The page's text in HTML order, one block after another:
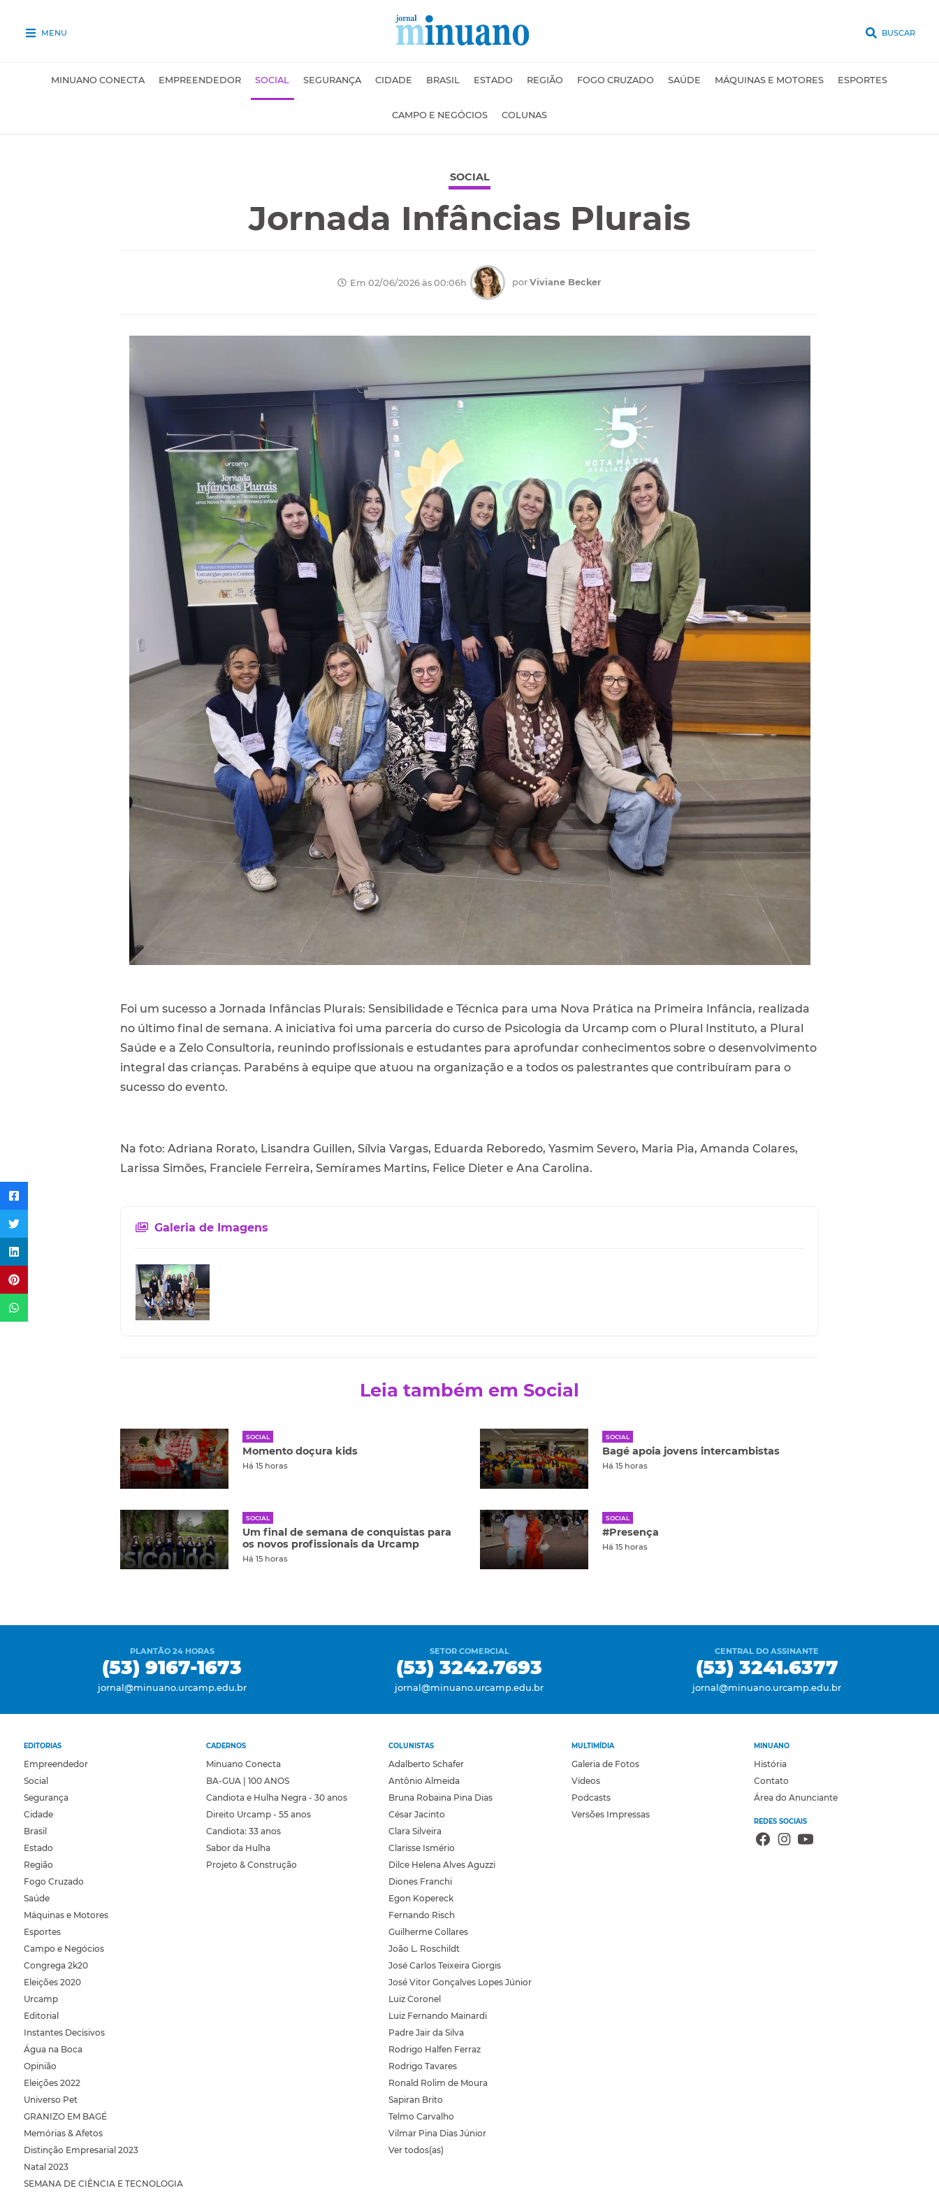
MENU BUSCAR
MINUANO CONECTA EMPREENDEDOR SOCIAL SEGURANÇA CIDADE BRASIL ESTADO REGIÃO FOGO CRUZADO SAÚDE MÁQUINAS E MOTORES ESPORTES
CAMPO E NEGÓCIOS COLUNAS
SOCIAL
Jornada Infâncias Plurais
Em 02/06/2026 às 00:06h por Viviane Becker
Foi um sucesso a Jornada Infâncias Plurais: Sensibilidade e Técnica para uma Nova Prática na Primeira Infância, realizada
no último final de semana. A iniciativa foi uma parceria do curso de Psicologia da Urcamp com o Plural Instituto, a Plural
Saúde e a Zelo Consultoria, reunindo profissionais e estudantes para aprofundar conhecimentos sobre o desenvolvimento
integral das crianças. Parabéns à equipe que atuou na organização e a todos os palestrantes que contribuíram para o
sucesso do evento.
Na foto: Adriana Rorato, Lisandra Guillen, Sílvia Vargas, Eduarda Reboredo, Yasmim Severo, Maria Pia, Amanda Colares,
Larissa Simões, Franciele Ferreira, Semírames Martins, Felice Dieter e Ana Carolina.
Galeria de Imagens
Leia também em Social
SOCIAL
Momento doçura kids
Há 15 horas
SOCIAL
Bagé apoia jovens intercambistas
Há 15 horas
SOCIAL
Um final de semana de conquistas para
os novos profissionais da Urcamp
Há 15 horas
SOCIAL
#Presença
Há 15 horas
PLANTÃO 24 HORAS
(53) 9167-1673
jornal@minuano.urcamp.edu.br
SETOR COMERCIAL
(53) 3242.7693
jornal@minuano.urcamp.edu.br
CENTRAL DO ASSINANTE
(53) 3241.6377
jornal@minuano.urcamp.edu.br
EDITORIAS
Empreendedor
Social
Segurança
Cidade
Brasil
Estado
Região
Fogo Cruzado
Saúde
Máquinas e Motores
Esportes
Campo e Negócios
Congrega 2k20
Eleições 2020
Urcamp
Editorial
Instantes Decisivos
Água na Boca
Opinião
Eleições 2022
Universo Pet
GRANIZO EM BAGÉ
Memórias & Afetos
Distinção Empresarial 2023
Natal 2023
SEMANA DE CIÊNCIA E TECNOLOGIA
CADERNOS
Minuano Conecta
BA-GUA | 100 ANOS
Candiota e Hulha Negra - 30 anos
Direito Urcamp - 55 anos
Candiota: 33 anos
Sabor da Hulha
Projeto & Construção
COLUNISTAS
Adalberto Schafer
Antônio Almeida
Bruna Robaina Pina Dias
César Jacinto
Clara Silveira
Clarisse Ismério
Dilce Helena Alves Aguzzi
Diones Franchi
Egon Kopereck
Fernando Risch
Guilherme Collares
João L. Roschildt
José Carlos Teixeira Giorgis
José Vitor Gonçalves Lopes Júnior
Luiz Coronel
Luiz Fernando Mainardi
Padre Jair da Silva
Rodrigo Halfen Ferraz
Rodrigo Tavares
Ronald Rolim de Moura
Sapiran Brito
Telmo Carvalho
Vilmar Pina Dias Júnior
Ver todos(as)
MULTIMÍDIA
Galeria de Fotos
Vídeos
Podcasts
Versões Impressas
MINUANO
História
Contato
Área do Anunciante
REDES SOCIAIS